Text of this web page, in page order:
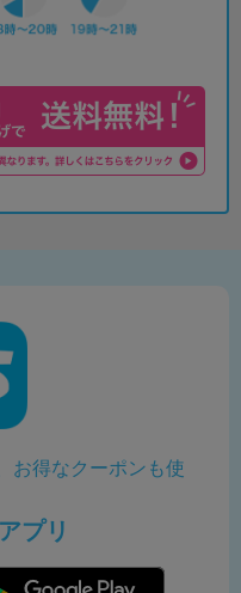
お得なクーポンも使
プリ